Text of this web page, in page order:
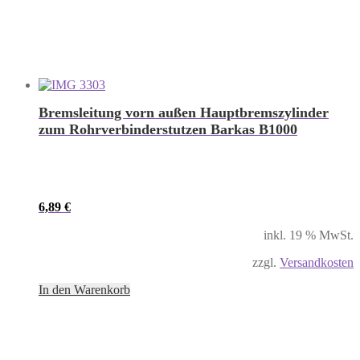
Bremsleitung vorn außen Hauptbremszylinder
zum Rohrverbinderstutzen Barkas B1000
6,89 €
inkl. 19 % MwSt.
zzgl. Versandkosten
In den Warenkorb